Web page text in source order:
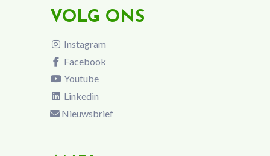
VOLG ONS
Instagram
Facebook
Youtube
Linkedin
Nieuwsbrief